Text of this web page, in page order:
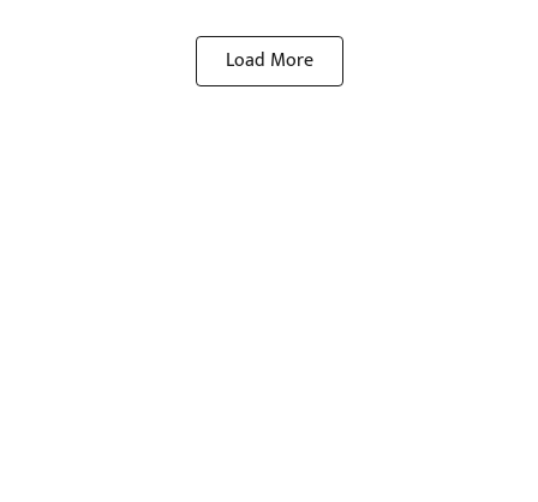
Load More